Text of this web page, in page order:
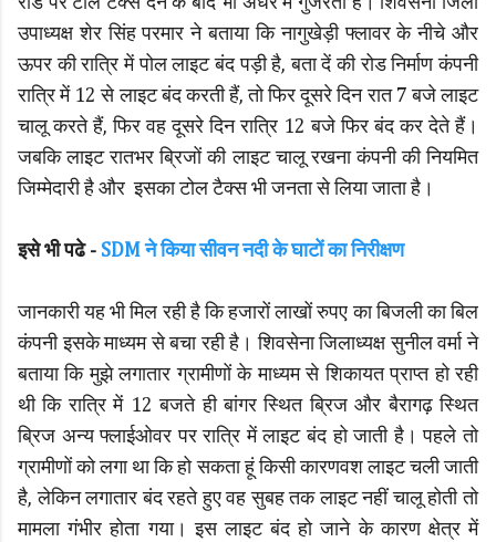
उपाध्यक्ष शेर सिंह परमार ने बताया कि नागुखेड़ी फ्लावर के नीचे और
ऊपर की रात्रि में पोल लाइट बंद पड़ी है, बता दें की रोड निर्माण कंपनी
रात्रि में 12 से लाइट बंद करती हैं, तो फिर दूसरे दिन रात 7 बजे लाइट
चालू करते हैं, फिर वह दूसरे दिन रात्रि 12 बजे फिर बंद कर देते हैं।
जबकि लाइट रातभर ब्रिजों की लाइट चालू रखना कंपनी की नियमित
जिम्मेदारी है और इसका टोल टैक्स भी जनता से लिया जाता है।
इसे भी पढे - SDM ने किया सीवन नदी के घाटों का निरीक्षण
जानकारी यह भी मिल रही है कि हजारों लाखों रुपए का बिजली का बिल
कंपनी इसके माध्यम से बचा रही है। शिवसेना जिलाध्यक्ष सुनील वर्मा ने
बताया कि मुझे लगातार ग्रामीणों के माध्यम से शिकायत प्राप्त हो रही
थी कि रात्रि में 12 बजते ही बांगर स्थित ब्रिज और बैरागढ़ स्थित
ब्रिज अन्य फ्लाईओवर पर रात्रि में लाइट बंद हो जाती है। पहले तो
ग्रामीणों को लगा था कि हो सकता हूं किसी कारणवश लाइट चली जाती
है, लेकिन लगातार बंद रहते हुए वह सुबह तक लाइट नहीं चालू होती तो
मामला गंभीर होता गया। इस लाइट बंद हो जाने के कारण क्षेत्र में